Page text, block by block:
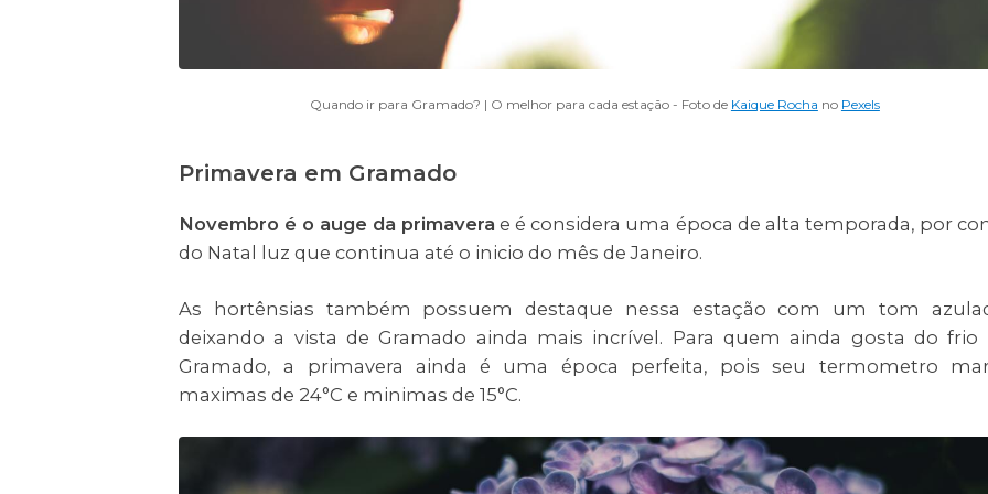
Quando ir para Gramado? | O melhor para cada estação - Foto de Kaique Rocha no Pexels
Primavera em Gramado
Novembro é o auge da primavera e é considera uma época de alta temporada, por
do Natal luz que continua até o inicio do mês de Janeiro.
As hortênsias também possuem destaque nessa estação com um tom
deixando a vista de Gramado ainda mais incrível. Para quem ainda gosta do frio
Gramado, a primavera ainda é uma época perfeita, pois seu termometro
maximas de 24°C e minimas de 15°C.